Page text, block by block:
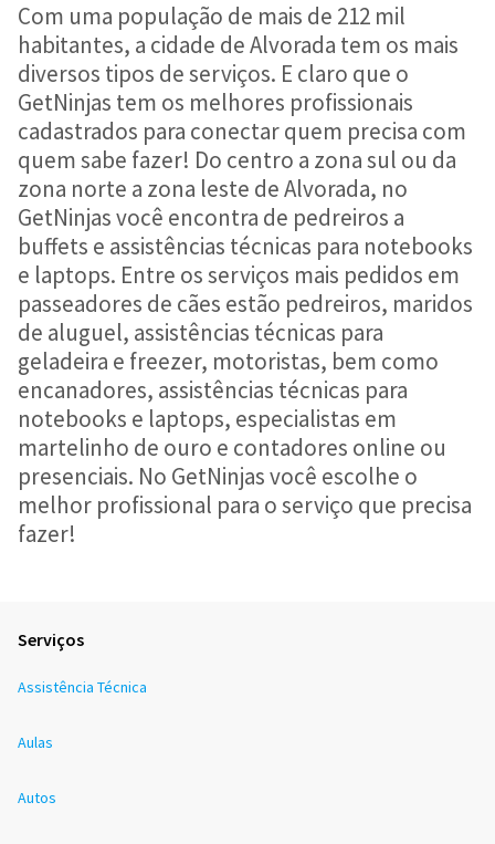
Com uma população de mais de 212 mil
habitantes, a cidade de Alvorada tem os mais
diversos tipos de serviços. E claro que o
GetNinjas tem os melhores profissionais
cadastrados para conectar quem precisa com
quem sabe fazer! Do centro a zona sul ou da
zona norte a zona leste de Alvorada, no
GetNinjas você encontra de pedreiros a
buffets e assistências técnicas para notebooks
e laptops. Entre os serviços mais pedidos em
passeadores de cães estão pedreiros, maridos
de aluguel, assistências técnicas para
geladeira e freezer, motoristas, bem como
encanadores, assistências técnicas para
notebooks e laptops, especialistas em
martelinho de ouro e contadores online ou
presenciais. No GetNinjas você escolhe o
melhor profissional para o serviço que precisa
fazer!
Serviços
Assistência Técnica
Aulas
Autos